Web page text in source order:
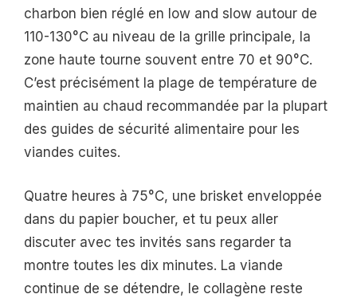
charbon bien réglé en low and slow autour de
110-130°C au niveau de la grille principale, la
zone haute tourne souvent entre 70 et 90°C.
C’est précisément la plage de température de
maintien au chaud recommandée par la plupart
des guides de sécurité alimentaire pour les
viandes cuites.
Quatre heures à 75°C, une brisket enveloppée
dans du papier boucher, et tu peux aller
discuter avec tes invités sans regarder ta
montre toutes les dix minutes. La viande
continue de se détendre, le collagène reste